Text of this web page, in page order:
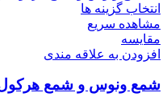
انتخاب گزینه ها
مشاهده سریع
مقایسه
افزودن به علاقه مندی
شمع ونوس و شمع